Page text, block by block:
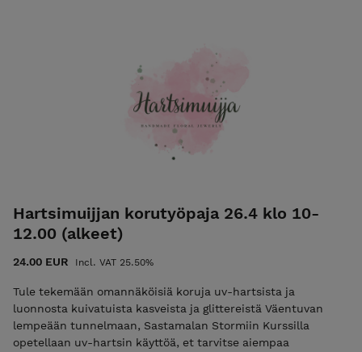
Hartsimuijjan korutyöpaja 26.4 klo 10-
12.00 (alkeet)
24.00 EUR Incl. VAT 25.50%
Tule tekemään omannäköisiä koruja uv-hartsista ja
luonnosta kuivatuista kasveista ja glittereistä Väentuvan
lempeään tunnelmaan, Sastamalan Stormiin Kurssilla
opetellaan uv-hartsin käyttöä, et tarvitse aiempaa